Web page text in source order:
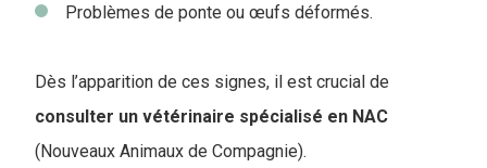
Problèmes de ponte ou œufs déformés.
Dès l’apparition de ces signes, il est crucial de
consulter un vétérinaire spécialisé en NAC
(Nouveaux Animaux de Compagnie).